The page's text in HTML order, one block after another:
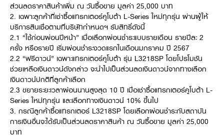
ส่วนลดราคาสินค้าเพิ่ม ณ วันซื้อขาย มูลค่า 25,000 บาท
2. เฉพาะลูกค้าที่เช่าซื้อแทรกเตอร์คูโบต้า L-Series ใหม่ทุกรุ่น ผ่านผู้ให้
บริการสินเชื่อตามที่บริษัทกำหนดฯ รับสิทธิ์ดังนี้
2.1 “ใช้ก่อนผ่อนปีหน้า” เมื่อเลือกผ่อนชำระแบบรายเดือน รายปีละ 2
ครั้ง หรือรายปี เริ่มผ่อนชำระงวดแรกในเดือนมกราคม ปี 2567
2.2 “ฟรีดาวน์” เฉพาะแทรกเตอร์คูโบต้า รุ่น L3218SP โดยโปรโมชัน
ช่วยเหลือเงินดาวน์ดังกล่าว จะนำไปเป็นส่วนลดเงินดาวน์จากทางเลือก
เงินดาวน์ปกติที่ลูกค้าเลือก
2.3 ขยายระยะเวลาผ่อนนานสูงสุด 10 ปี เมื่อเช่าซื้อแทรกเตอร์คูโบต้า L-
Series ใหม่ทุกรุ่น และเลือกทางเงินดาวน์ 10% ขึ้นไป
3. กรณีลูกค้าซื้อแทรกเตอร์ L3218SP โดยเลือกผ่อนชำระกับสถาบัน
การเงินอื่นจะได้รับเป็นส่วนลดราคาสินค้า ณ วันซื้อขาย มูลค่า 25,000
บาท